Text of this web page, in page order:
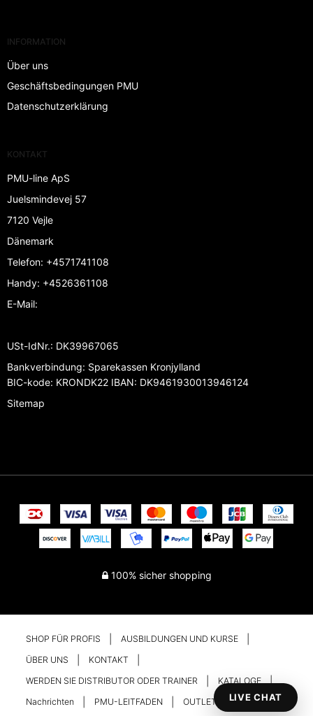
INFORMATION
Über uns
Geschäftsbedingungen PMU
Datenschutzerklärung
KONTAKT
PMU-line ApS
Juelsmindevej 57
7120 Vejle
Dänemark
Telefon: +4571741108
Handy: +4526361108
E-Mail:
USt-IdNr.: DK39967065
Bankverbindung: Sparekassen Kronjylland
BIC-kode: KRONDK22 IBAN: DK9461930013946124
Sitemap
100% sicher shopping
SHOP FÜR PROFIS AUSBILDUNGEN UND KURSE
ÜBER UNS KONTAKT
WERDEN SIE DISTRIBUTOR ODER TRAINER KATALOGE
Nachrichten PMU-LEITFADEN OUTLET Ihr Konto
LIVE CHAT